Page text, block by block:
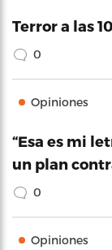
Terror a las
0
Opiniones
“Esa es mi
un plan
0
Opiniones